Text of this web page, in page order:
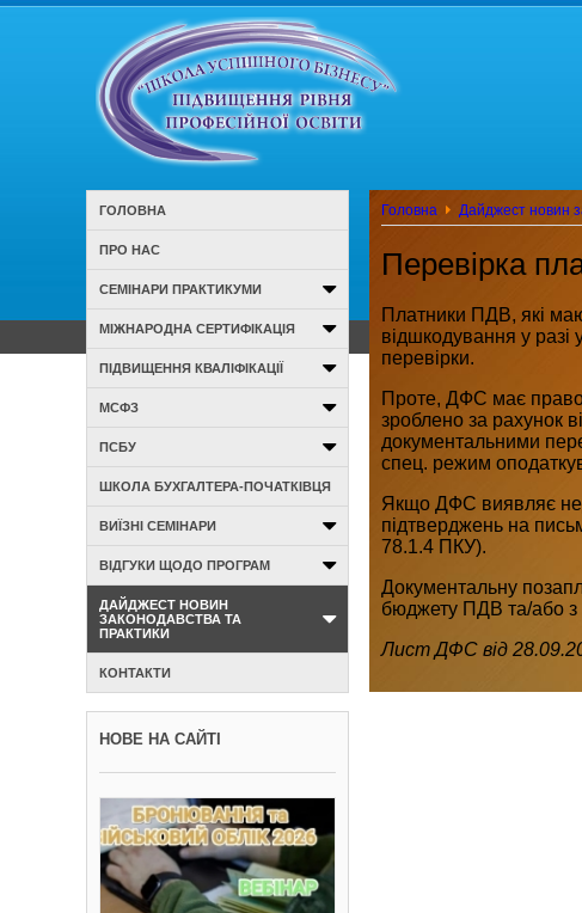
Головна Дайджест новин
Перевірка
Платники ПДВ, які
відшкодування у
перевірки.
Проте, ДФС має право
зроблено за рахунок
документальними
спец. режим
Якщо ДФС виявляє
підтверджень на
78.1.4 ПКУ).
Документальну
бюджету ПДВ та/або з
Лист ДФС від
ГОЛОВНА
ПРО НАС
СЕМІНАРИ ПРАКТИКУМИ
МІЖНАРОДНА СЕРТИФІКАЦІЯ
ПІДВИЩЕННЯ КВАЛІФІКАЦІЇ
МСФЗ
ПСБУ
ШКОЛА БУХГАЛТЕРА-ПОЧАТКІВЦЯ
ВИЇЗНІ СЕМІНАРИ
ВІДГУКИ ЩОДО ПРОГРАМ
ДАЙДЖЕСТ НОВИН
ЗАКОНОДАВСТВА ТА
ПРАКТИКИ
КОНТАКТИ
НОВЕ НА САЙТІ